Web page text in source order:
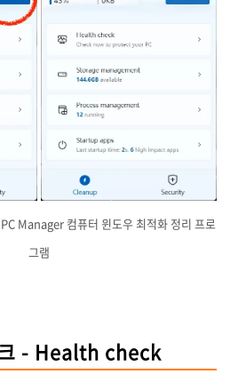
컴퓨터 윈도우 최적화 정리 프로
그램
- Health check